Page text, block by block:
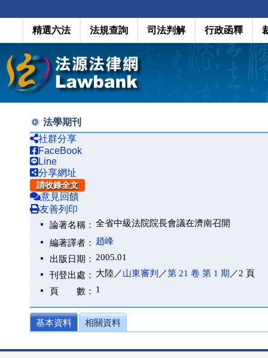
精選六法 法規查詢 司法判解 行政函釋
法學期刊
社群分享
FaceBook
Line
分享網址
請收錄全文
意見回饋
友善列印
論著名稱： 全省中級法院院長會議在濟南召開
編著譯者： 趙峰
出版日期： 2005.01
刊登出處： 大陸／山東審判 ／第 21 卷 第 1 期 ／2 頁
頁 數： 1
基本資料 相關資料